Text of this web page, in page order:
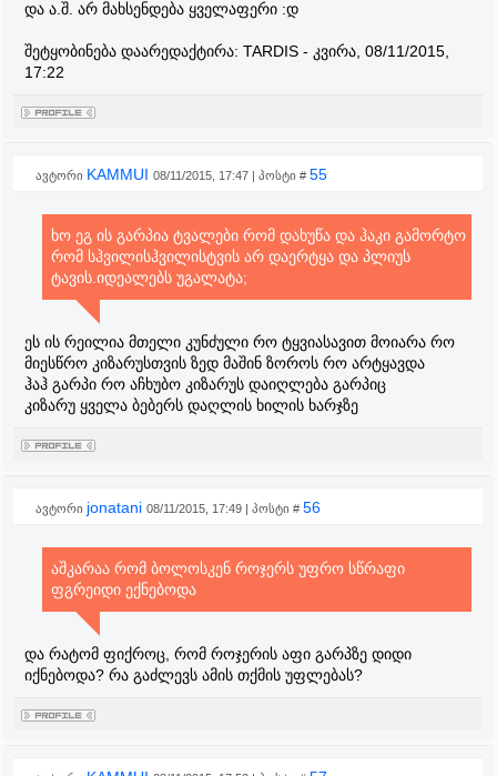
და ა.შ. არ მახსენდება ყველაფერი :დ
შეტყობინება დაარედაქტირა: TARDIS - კვირა, 08/11/2015,
17:22
ავტორი KAMMUI 08/11/2015, 17:47 | პოსტი # 55
ხო ეგ ის გარპია ტვალები რომ დახუწა და ჰაკი გამორტო
რომ სჰვილისჰვილისტვის არ დაერტყა და პლიუს
ტავის.იდეალებს უგალატა;
ეს ის რეილია მთელი კუნძული რო ტყვიასავით მოიარა რო
მიესწრო კიზარუსთვის ზედ მაშინ ზოროს რო არტყავდა
ჰაჰ გარპი რო აჩხუბო კიზარუს დაიღლება გარპიც
კიზარუ ყველა ბებერს დაღლის ხილის ხარჯზე
ავტორი jonatani 08/11/2015, 17:49 | პოსტი # 56
აშკარაა რომ ბოლოსკენ როჯერს უფრო სწრაფი
ფგრეიდი ექნებოდა
და რატომ ფიქროც, რომ როჯერის აფი გარპზე დიდი
იქნებოდა? რა გაძლევს ამის თქმის უფლებას?